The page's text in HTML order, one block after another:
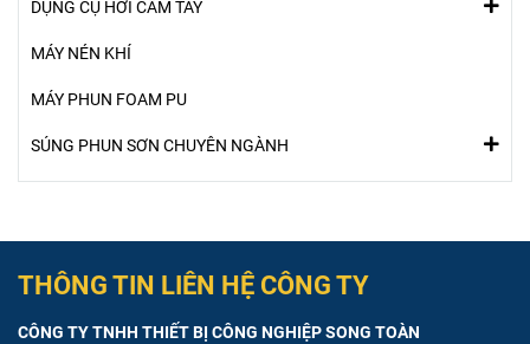
DỤNG CỤ HƠI CẦM TAY
MÁY NÉN KHÍ
MÁY PHUN FOAM PU
SÚNG PHUN SƠN CHUYÊN NGÀNH
THÔNG TIN LIÊN HỆ CÔNG TY
CÔNG TY TNHH THIẾT BỊ CÔNG NGHIỆP SONG TOÀN